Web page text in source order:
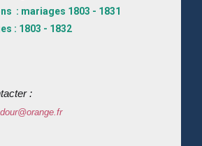
: mariages 1803 - 1831
: 1803 - 1832
: